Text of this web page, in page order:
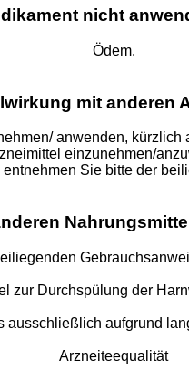
nicht
Ödem.
mit anderen
anwenden,
einzunehmen/
Sie bitte der
zur Durchspülung der
aufgrund
Arzneiteequalität